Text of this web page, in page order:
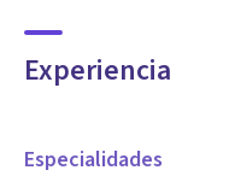
Experiencia
Especialidades